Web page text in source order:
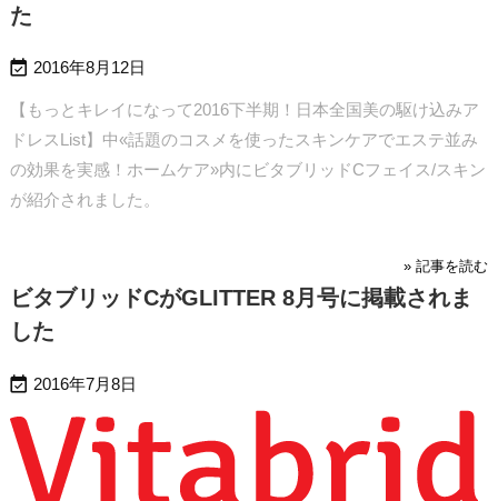
た
 2016年8月12日
【もっとキレイになって2016下半期！日本全国美の駆け込みア
ドレスList】中«話題のコスメを使ったスキンケアでエステ並み
の効果を実感！ホームケア»内にビタブリッドCフェイス/スキン
が紹介されました。
» 記事を読む
ビタブリッドCがGLITTER 8月号に掲載されま
した
 2016年7月8日